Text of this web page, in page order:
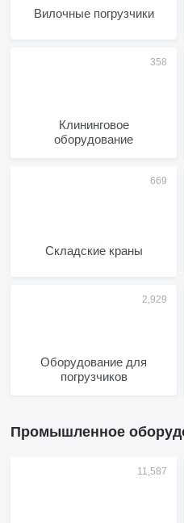
Вилочные погрузчики
Клининговое
оборудование
Складские краны
Оборудование для
погрузчиков
Промышленное